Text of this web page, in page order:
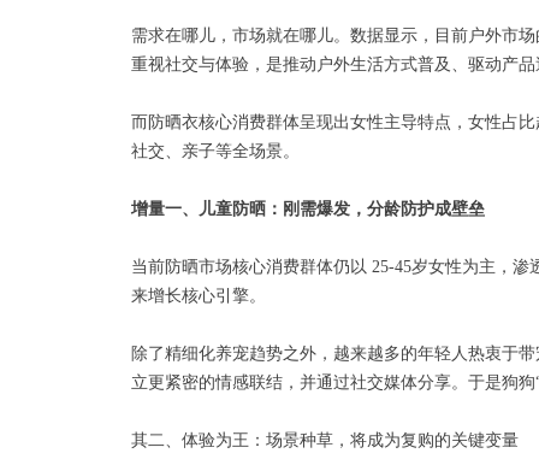
需求在哪儿，市场就在哪儿。数据显示，目前户外市
重视社交与体验，是推动户外生活方式普及、驱动产
而防晒衣核心消费群体呈现出女性主导特点，女性占
社交、亲子等全场景。
增量一、 儿童防晒：刚需爆发，分龄防护成壁垒
当前防晒市场核心消费群体仍以 25-45岁女性为主，
来增长核心引擎。
除了精细化养宠趋势之外，越来越多的年轻人热衷于
立更紧密的情感联结，并通过社交媒体分享。于是狗
其二、体验为王：场景种草，将成为复购的关键变量